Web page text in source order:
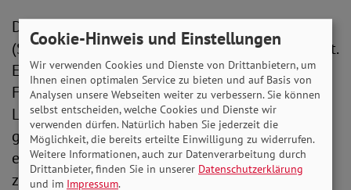
Der aktuelle Beitrag für eine Mitgliedschaft
(Stand: November 2019) liegt bei 6,90 € / Monat.
Es sind jedoch auch Partner- und
Familienbeiträge möglich und von
Landesverband zu Landesverband können
gegebenenfalls geringe Zusatzgebühren
entstehen. Daher erhalten Sie genaue Angaben
zur Höhe Ihres persönlichen Beitrages in Schritt
Cookie-Hinweis und Einstellungen
Wir verwenden Cookies und Dienste von Drittanbietern, um
Ihnen einen optimalen Service zu bieten und auf Basis von
Analysen unsere Webseiten weiter zu verbessern. Sie können
selbst entscheiden, welche Cookies und Dienste wir
verwenden dürfen. Natürlich haben Sie jederzeit die
Möglichkeit, die bereits erteilte Einwilligung zu widerrufen.
Weitere Informationen, auch zur Datenverarbeitung durch
Drittanbieter, finden Sie in unserer Datenschutzerklärung
und im Impressum.